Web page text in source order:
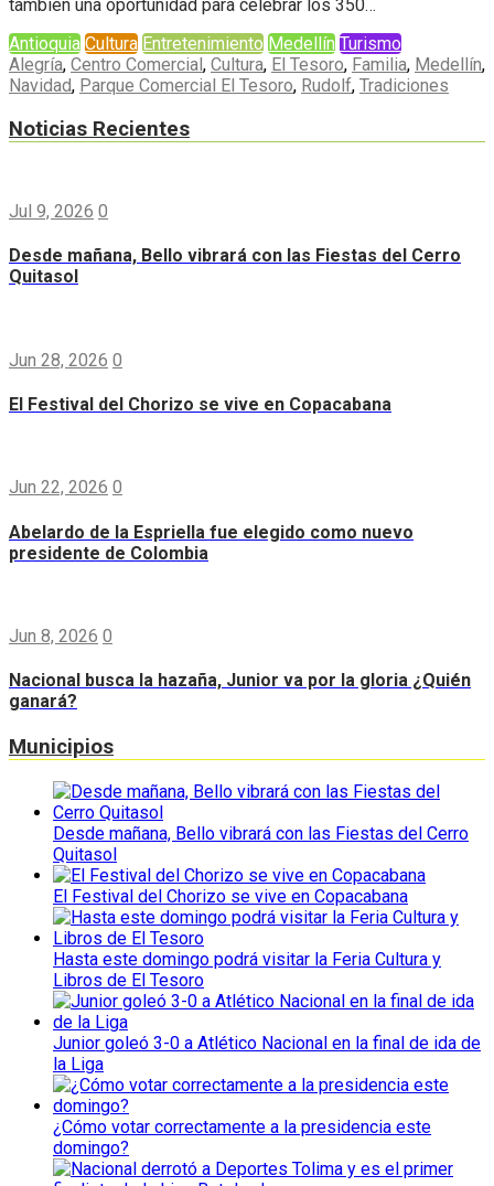
también una oportunidad para celebrar los 350…
Antioquia Cultura Entretenimiento Medellín Turismo
Alegría, Centro Comercial, Cultura, El Tesoro, Familia, Medellín,
Navidad, Parque Comercial El Tesoro, Rudolf, Tradiciones
Noticias Recientes
Jul 9, 2026 0
Desde mañana, Bello vibrará con las Fiestas del Cerro
Quitasol
Jun 28, 2026 0
El Festival del Chorizo se vive en Copacabana
Jun 22, 2026 0
Abelardo de la Espriella fue elegido como nuevo
presidente de Colombia
Jun 8, 2026 0
Nacional busca la hazaña, Junior va por la gloria ¿Quién
ganará?
Municipios
Desde mañana, Bello vibrará con las Fiestas del Cerro
Quitasol
El Festival del Chorizo se vive en Copacabana
Hasta este domingo podrá visitar la Feria Cultura y
Libros de El Tesoro
Junior goleó 3-0 a Atlético Nacional en la final de ida de
la Liga
¿Cómo votar correctamente a la presidencia este
domingo?